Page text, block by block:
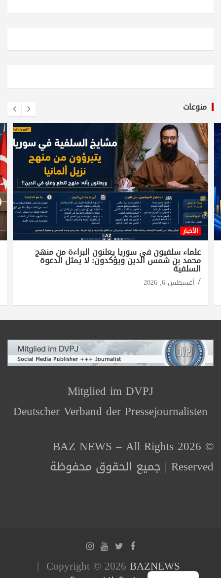
منوعات
الأخبار
علماء سلفيون في سوريا يعلنون البراءة من منهج
محمد بن شمس الدين ويؤكدون: لا يمثل الدعوة
السلفية
أغسطس 6, 2026
Mitglied im DVPJ
Deutscher Verband der Pressejournalisten
© 2026 BAZ NEWS – All Rights
Reserved | جميع الحقوق محفوظة
Copyright © 2026 BAZNEWS